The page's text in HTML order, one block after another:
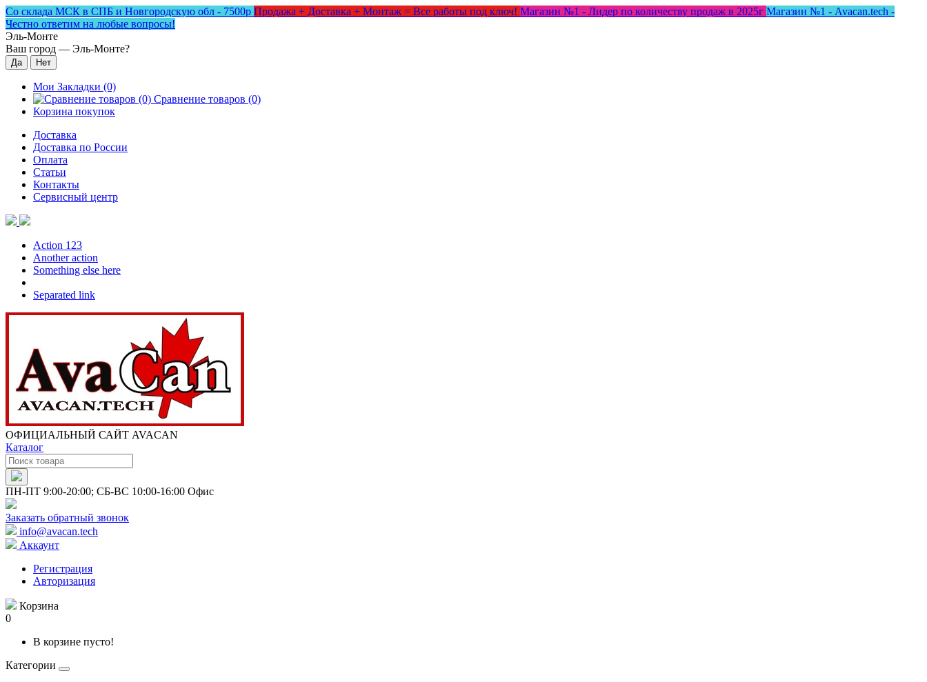
Со склада МСК в СПБ и Новгородскую обл - 7500р Продажа + Доставка + Монтаж = Все работы под ключ! Магазин №1 - Лидер по количеству продаж в 2025г Магазин №1 - Avacan.tech -
Честно ответим на любые вопросы!
Эль-Монте
Ваш город — Эль-Монте?
Мои Закладки (0)
Сравнение товаров (0)
Корзина покупок
Доставка
Доставка по России
Оплата
Статьи
Контакты
Сервисный центр
Action 123
Another action
Something else here
Separated link
ОФИЦИАЛЬНЫЙ САЙТ AVACAN
Каталог
ПН-ПТ 9:00-20:00; СБ-ВС 10:00-16:00 Офис
Заказать обратный звонок
info@avacan.tech
Аккаунт
Регистрация
Авторизация
Корзина
0
В корзине пусто!
Категории